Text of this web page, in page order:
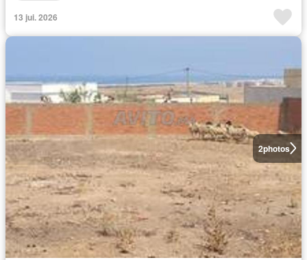
13 jui. 2026
2photos